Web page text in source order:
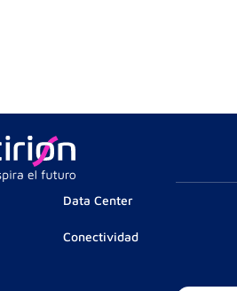
Data Center
Conectividad